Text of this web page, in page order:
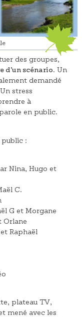
des groupes,
d’un scénario. Un
demandé
stress
à
en public.
:
Nina, Hugo et
C.
G et Morgane
Orlane
Raphaël
plateau TV,
mené avec les